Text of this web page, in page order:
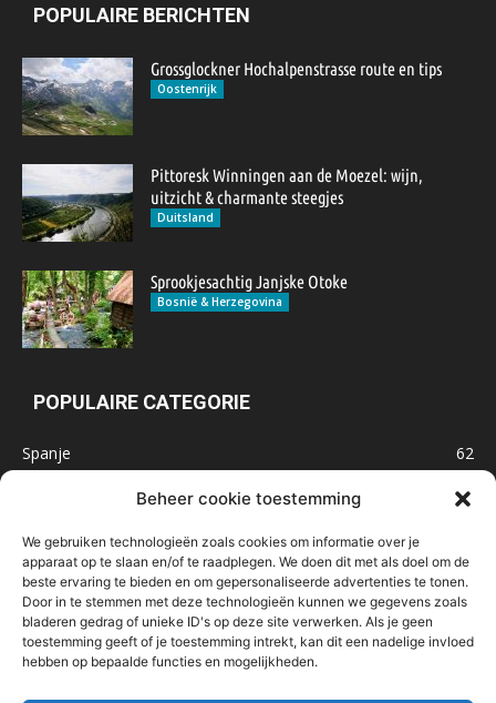
Beheer cookie toestemming
We gebruiken technologieën zoals cookies om informatie over je
apparaat op te slaan en/of te raadplegen. We doen dit met als doel om de
beste ervaring te bieden en om gepersonaliseerde advertenties te tonen.
Door in te stemmen met deze technologieën kunnen we gegevens zoals
bladeren gedrag of unieke ID's op deze site verwerken. Als je geen
toestemming geeft of je toestemming intrekt, kan dit een nadelige invloed
hebben op bepaalde functies en mogelijkheden.
POPULAIRE BERICHTEN
Grossglockner Hochalpenstrasse route en tips
Oostenrijk
Pittoresk Winningen aan de Moezel: wijn,
uitzicht & charmante steegjes
Duitsland
Sprookjesachtig Janjske Otoke
Bosnië & Herzegovina
POPULAIRE CATEGORIE
Spanje
62
47
Marokko
32
IJsland
32
Malta
Roemenië
29